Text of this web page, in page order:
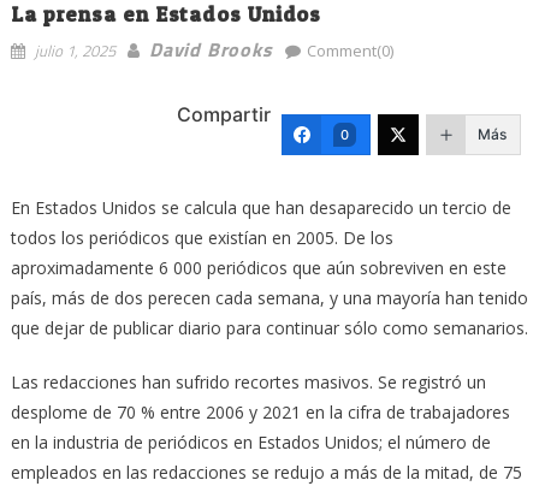
La prensa en Estados Unidos
julio 1, 2025 David Brooks Comment(0)
Compartir
0 Más
En Estados Unidos se calcula que han desaparecido un tercio de
todos los periódicos que existían en 2005. De los
aproximadamente 6 000 periódicos que aún sobreviven en este
país, más de dos perecen cada semana, y una mayoría han tenido
que dejar de publicar diario para continuar sólo como semanarios.
Las redacciones han sufrido recortes masivos. Se registró un
desplome de 70 % entre 2006 y 2021 en la cifra de trabajadores
en la industria de periódicos en Estados Unidos; el número de
empleados en las redacciones se redujo a más de la mitad, de 75